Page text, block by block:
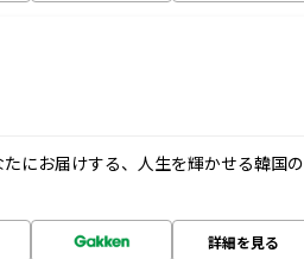
にお届けする、人生を輝かせる韓国の
詳細を見る